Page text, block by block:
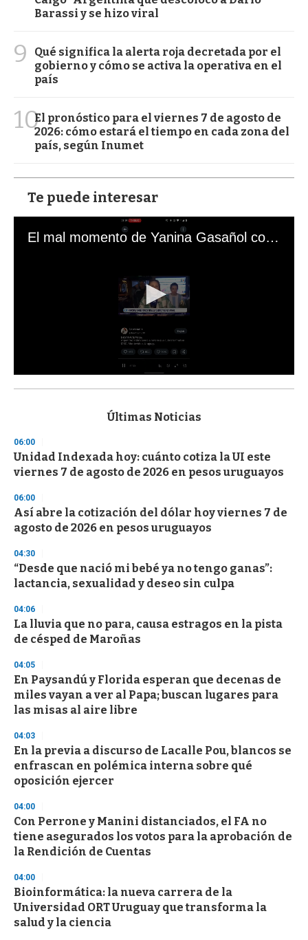
Barassi y se hizo viral
9
Qué significa la alerta roja decretada por el
gobierno y cómo se activa la operativa en el
país
10El pronóstico para el viernes 7 de agosto de
2026: cómo estará el tiempo en cada zona del
país, según Inumet
Te puede interesar
El mal momento de Yanina Gasañol con un hincha argentino en "Subrayado"
s
d
s
o
f
3
s
c
n
d
s
Últimas Noticias
06:00
Unidad Indexada hoy: cuánto cotiza la UI este
viernes 7 de agosto de 2026 en pesos uruguayos
06:00
Así abre la cotización del dólar hoy viernes 7 de
agosto de 2026 en pesos uruguayos
04:30
“Desde que nació mi bebé ya no tengo ganas”:
lactancia, sexualidad y deseo sin culpa
04:06
La lluvia que no para, causa estragos en la pista
de césped de Maroñas
04:05
En Paysandú y Florida esperan que decenas de
miles vayan a ver al Papa; buscan lugares para
las misas al aire libre
04:03
En la previa a discurso de Lacalle Pou, blancos se
enfrascan en polémica interna sobre qué
oposición ejercer
04:00
Con Perrone y Manini distanciados, el FA no
tiene asegurados los votos para la aprobación de
la Rendición de Cuentas
04:00
Bioinformática: la nueva carrera de la
Universidad ORT Uruguay que transforma la
salud y la ciencia